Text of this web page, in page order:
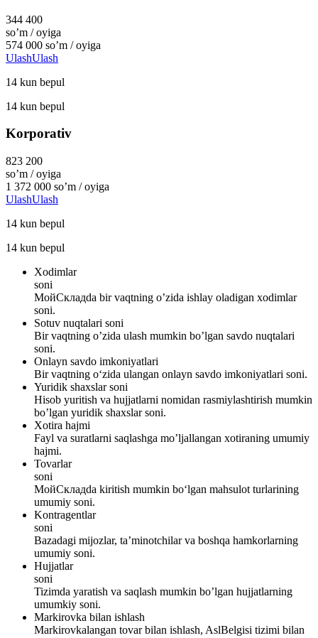
344 400
so’m / oyiga
574 000 so’m / oyiga
UlashUlash
14 kun bepul
14 kun bepul
Korporativ
823 200
so’m / oyiga
1 372 000 so’m / oyiga
UlashUlash
14 kun bepul
14 kun bepul
Xodimlar
soni
МойСкладda bir vaqtning o’zida ishlay oladigan xodimlar
soni.
Sotuv nuqtalari soni
Bir vaqtning o’zida ulash mumkin bo’lgan savdo nuqtalari
soni.
Onlayn savdo imkoniyatlari
Bir vaqtning o‘zida ulangan onlayn savdo imkoniyatlari soni.
Yuridik shaxslar soni
Hisob yuritish va hujjatlarni nomidan rasmiylashtirish mumkin
bo’lgan yuridik shaxslar soni.
Xotira hajmi
Fayl va suratlarni saqlashga mo’ljallangan xotiraning umumiy
hajmi.
Tovarlar
soni
МойСкладda kiritish mumkin bo‘lgan mahsulot turlarining
umumiy soni.
Kontragentlar
soni
Bazadagi mijozlar, ta’minotchilar va boshqa hamkorlarning
umumiy soni.
Hujjatlar
soni
Tizimda yaratish va saqlash mumkin bo’lgan hujjatlarning
umumkiy soni.
Markirovka bilan ishlash
Markirovkalangan tovar bilan ishlash, AslBelgisi tizimi bilan